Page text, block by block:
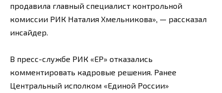
продавила главный специалист контрольной
комиссии РИК Наталия Хмельникова», — рассказал
инсайдер.
В пресс-службе РИК «ЕР» отказались
комментировать кадровые решения. Ранее
Центральный исполком «Единой России»